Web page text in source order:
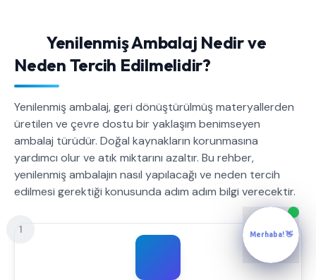
Yenilenmiş Ambalaj Nedir ve
Neden Tercih Edilmelidir?
Yenilenmiş ambalaj, geri dönüştürülmüş materyallerden
üretilen ve çevre dostu bir yaklaşım benimseyen
ambalaj türüdür. Doğal kaynakların korunmasına
yardımcı olur ve atık miktarını azaltır. Bu rehber,
yenilenmiş ambalajın nasıl yapılacağı ve neden tercih
edilmesi gerektiği konusunda adım adım bilgi verecektir.
1 Merhaba! 👋